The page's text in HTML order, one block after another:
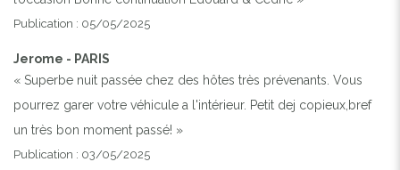
VILLA ANEMONE - BERCK
Previous
Publication : 05/05/2025
Jerome - PARIS
« Superbe nuit passée chez des hôtes très prévenants. Vous
pourrez garer votre véhicule a l'intérieur. Petit dej copieux,bref
un très bon moment passé! »
Publication : 03/05/2025